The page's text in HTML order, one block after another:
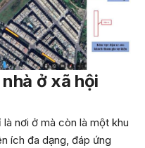
nhà ở xã hội
nơi ở mà còn là một khu
ích đa dạng, đáp ứng